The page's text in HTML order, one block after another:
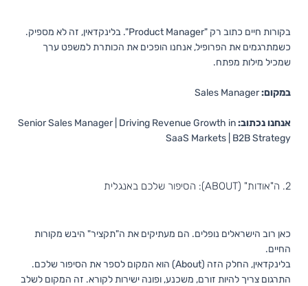
בקורות חיים כתוב רק "Product Manager". בלינקדאין, זה לא מספיק.
כשמתרגמים את הפרופיל, אנחנו הופכים את הכותרת למשפט ערך
שמכיל מילות מפתח.
במקום:Sales Manager
אנחנו נכתוב:Senior Sales Manager | Driving Revenue Growth in
SaaS Markets | B2B Strategy
2. ה"אודות" (ABOUT): הסיפור שלכם באנגלית
כאן רוב הישראלים נופלים. הם מעתיקים את ה"תקציר" היבש מקורות
החיים.
בלינקדאין, החלק הזה (About) הוא המקום לספר את הסיפור שלכם.
התרגום צריך להיות זורם, משכנע, ופונה ישירות לקורא. זה המקום לשלב